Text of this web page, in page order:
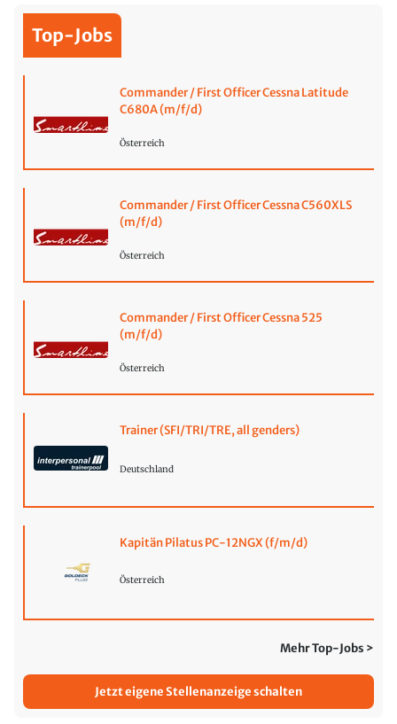
Top-Jobs
Commander / First Officer Cessna Latitude
C680A (m/f/d)
Österreich
Commander / First Officer Cessna C560XLS
(m/f/d)
Österreich
Commander / First Officer Cessna 525
(m/f/d)
Österreich
Trainer (SFI/TRI/TRE, all genders)
Deutschland
Kapitän Pilatus PC-12NGX (f/m/d)
Österreich
Mehr Top-Jobs >
Jetzt eigene Stellenanzeige schalten